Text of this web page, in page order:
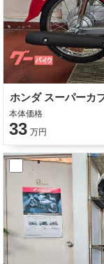
本体価格
33 万円